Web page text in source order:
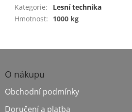
Kategorie:
Lesní technika
Hmotnost: 1000 kg
Z
O nákupu
Obchodní podmínky
Doručení a platba